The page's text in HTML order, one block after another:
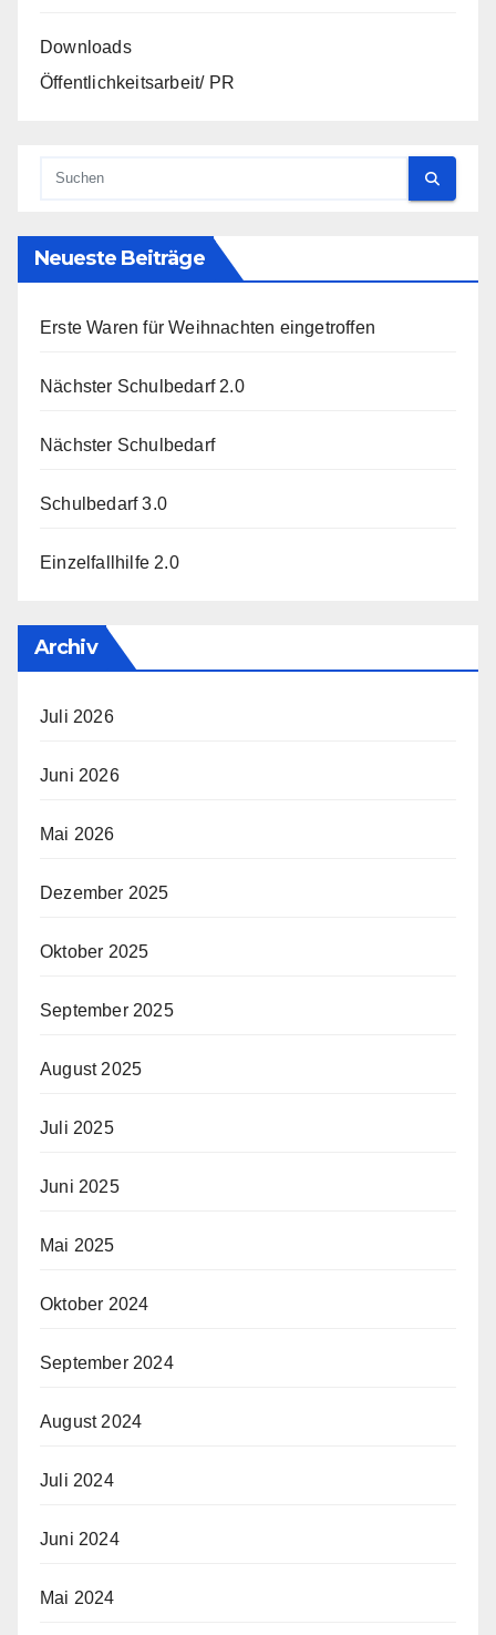
Downloads
Öffentlichkeitsarbeit/ PR
Neueste Beiträge
Erste Waren für Weihnachten eingetroffen
Nächster Schulbedarf 2.0
Nächster Schulbedarf
Schulbedarf 3.0
Einzelfallhilfe 2.0
Archiv
Juli 2026
Juni 2026
Mai 2026
Dezember 2025
Oktober 2025
September 2025
August 2025
Juli 2025
Juni 2025
Mai 2025
Oktober 2024
September 2024
August 2024
Juli 2024
Juni 2024
Mai 2024